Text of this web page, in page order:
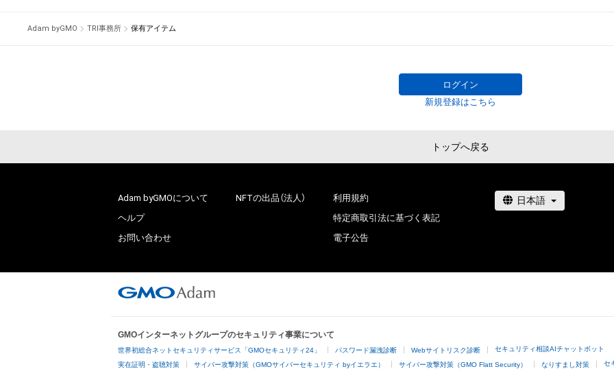
Adam byGMO TRI事務所 保有アイテム
ログイン
新規登録はこちら
トップへ戻る
Adam byGMOについて
ヘルプ
お問い合わせ
NFTの出品（法人）
利用規約
特定商取引法に基づく表記
電子公告
GMOインターネットグループのセキュリティ事業について
世界初総合ネットセキュリティサービス「GMOセキュリティ24」 パスワード漏洩診断 Webサイトリスク診断 セキュリティ相談AIチャットボット
実在証明・盗聴対策 サイバー攻撃対策（GMOサイバーセキュリティ byイエラエ） サイバー攻撃対策（GMO Flatt Security） なりすまし対策 セ